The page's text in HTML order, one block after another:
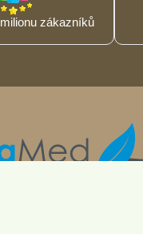
milionu zákazníků